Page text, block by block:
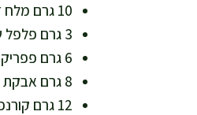
10 גרם מלח דק (כ-2 כפיות) – לאיזון טעם
3 גרם פלפל שחור (כ-1 כפית) – מוסיף ארומה
6 גרם פפריקה מעושנת (כ-2 כפיות) – צבע וטעם עמוק
8 גרם אבקת שום (כ-2 כפיות) – טעם בלי תוספת שומן
12 גרם קורנפלור או קמח אורז (כ-1 כף) – עוזר לפריכות, מתאים גם ללא גלוטן